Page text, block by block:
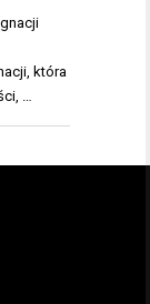
która
…